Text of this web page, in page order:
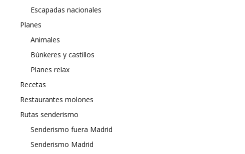
Escapadas nacionales
Planes
Animales
Búnkeres y castillos
Planes relax
Recetas
Restaurantes molones
Rutas senderismo
Senderismo fuera Madrid
Senderismo Madrid